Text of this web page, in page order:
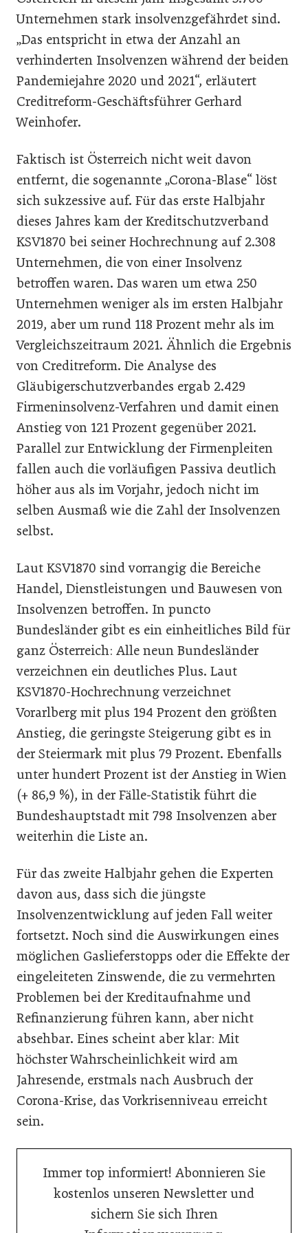
Unternehmen stark insolvenzgefährdet sind.
„Das entspricht in etwa der Anzahl an
verhinderten Insolvenzen während der beiden
Pandemiejahre 2020 und 2021“, erläutert
Creditreform-Geschäftsführer Gerhard
Weinhofer.
Faktisch ist Österreich nicht weit davon
entfernt, die sogenannte „Corona-Blase“ löst
sich sukzessive auf. Für das erste Halbjahr
dieses Jahres kam der Kreditschutzverband
KSV1870 bei seiner Hochrechnung auf 2.308
Unternehmen, die von einer Insolvenz
betroffen waren. Das waren um etwa 250
Unternehmen weniger als im ersten Halbjahr
2019, aber um rund 118 Prozent mehr als im
Vergleichszeitraum 2021. Ähnlich die Ergebnis
von Creditreform. Die Analyse des
Gläubigerschutzverbandes ergab 2.429
Firmeninsolvenz-Verfahren und damit einen
Anstieg von 121 Prozent gegenüber 2021.
Parallel zur Entwicklung der Firmenpleiten
fallen auch die vorläufigen Passiva deutlich
höher aus als im Vorjahr, jedoch nicht im
selben Ausmaß wie die Zahl der Insolvenzen
selbst.
Laut KSV1870 sind vorrangig die Bereiche
Handel, Dienstleistungen und Bauwesen von
Insolvenzen betroffen. In puncto
Bundesländer gibt es ein einheitliches Bild für
ganz Österreich: Alle neun Bundesländer
verzeichnen ein deutliches Plus. Laut
KSV1870-Hochrechnung verzeichnet
Vorarlberg mit plus 194 Prozent den größten
Anstieg, die geringste Steigerung gibt es in
der Steiermark mit plus 79 Prozent. Ebenfalls
unter hundert Prozent ist der Anstieg in Wien
(+ 86,9 %), in der Fälle-Statistik führt die
Bundeshauptstadt mit 798 Insolvenzen aber
weiterhin die Liste an.
Für das zweite Halbjahr gehen die Experten
davon aus, dass sich die jüngste
Insolvenzentwicklung auf jeden Fall weiter
fortsetzt. Noch sind die Auswirkungen eines
möglichen Gaslieferstopps oder die Effekte der
eingeleiteten Zinswende, die zu vermehrten
Problemen bei der Kreditaufnahme und
Refinanzierung führen kann, aber nicht
absehbar. Eines scheint aber klar: Mit
höchster Wahrscheinlichkeit wird am
Jahresende, erstmals nach Ausbruch der
Corona-Krise, das Vorkrisenniveau erreicht
sein.
Immer top informiert! Abonnieren Sie
kostenlos unseren Newsletter und
sichern Sie sich Ihren